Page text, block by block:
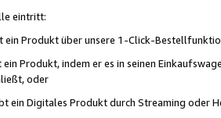
eintritt:
Produkt über unsere 1-Click-
Produkt, indem er es in seinen
oder
ein Digitales Produkt durch Streaming oder